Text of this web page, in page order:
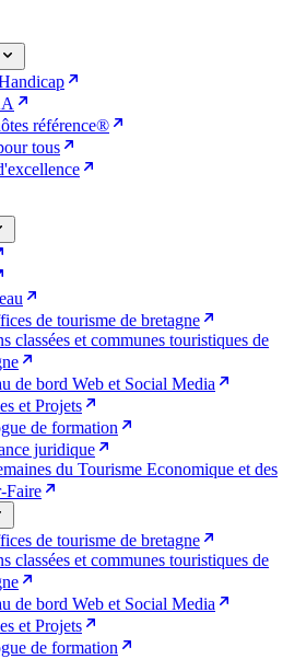
référence®
tous
de tourisme de bretagne
classées et communes touristiques de
de bord Web et Social Media
et Projets
de formation
juridique
du Tourisme Economique et des
Faire
de tourisme de bretagne
classées et communes touristiques de
de bord Web et Social Media
et Projets
de formation